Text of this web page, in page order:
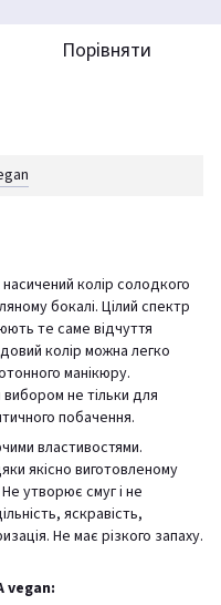
Порівняти
колір солодкого
бокалі. Цілий спектр
те саме відчуття
колір можна легко
манікюру.
не тільки для
побачення.
властивостями.
якісно виготовленому
утворює смуг і не
яскравість,
Не має різкого запаху.
vegan: